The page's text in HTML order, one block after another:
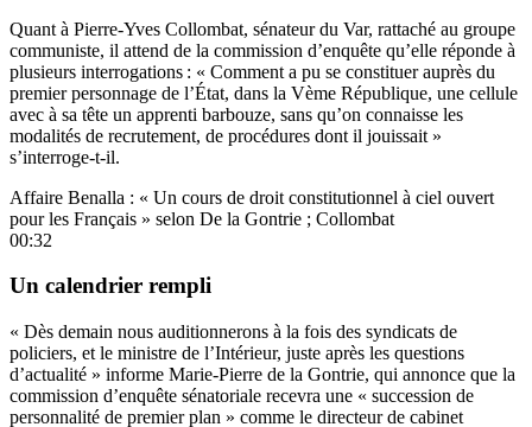
Quant à Pierre-Yves Collombat, sénateur du Var, rattaché au groupe
communiste, il attend de la commission d’enquête qu’elle réponde à
plusieurs interrogations : « Comment a pu se constituer auprès du
premier personnage de l’État, dans la Vème République, une cellule
avec à sa tête un apprenti barbouze, sans qu’on connaisse les
modalités de recrutement, de procédures dont il jouissait »
s’interroge-t-il.
Affaire Benalla : « Un cours de droit constitutionnel à ciel ouvert
pour les Français » selon De la Gontrie ; Collombat
00:32
Un calendrier rempli
« Dès demain nous auditionnerons à la fois des syndicats de
policiers, et le ministre de l’Intérieur, juste après les questions
d’actualité » informe Marie-Pierre de la Gontrie, qui annonce que la
commission d’enquête sénatoriale recevra une « succession de
personnalité de premier plan » comme le directeur de cabinet